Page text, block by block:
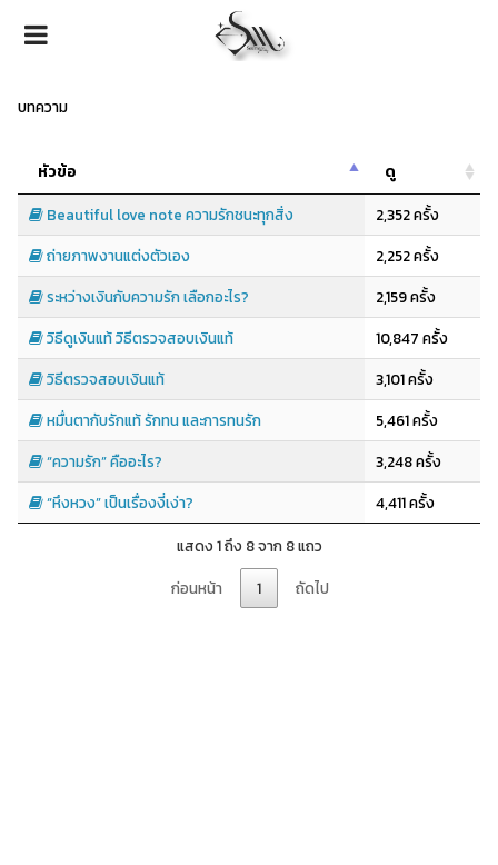
บทความ
หัวข้อ
ดู
Beautiful love note ความรักชนะทุกสิ่ง
2,352 ครั้ง
ถ่ายภาพงานแต่งตัวเอง
2,252 ครั้ง
ระหว่างเงินกับความรัก เลือกอะไร?
2,159 ครั้ง
วิธีดูเงินแท้ วิธีตรวจสอบเงินแท้
10,847 ครั้ง
วิธีตรวจสอบเงินแท้
3,101 ครั้ง
หมื่นตากับรักแท้ รักทน และการทนรัก
5,461 ครั้ง
“ความรัก” คืออะไร?
3,248 ครั้ง
“หึงหวง” เป็นเรื่องงี่เง่า?
4,411 ครั้ง
แสดง 1 ถึง 8 จาก 8 แถว
ก่อนหน้า
1 ถัดไป